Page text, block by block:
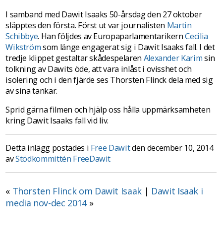
I samband med Dawit Isaaks 50-årsdag den 27 oktober
släpptes den första. Först ut var journalisten Martin
Schibbye. Han följdes av EuropaparlamentarikernCecilia
Wikströmsom länge engagerat sig i Dawit Isaaks fall. I det
tredje klippet gestaltar skådespelaren Alexander Karimsin
tolkning av Dawits öde, att vara inlåst i ovisshet och
isolering och i den fjärde ses Thorsten Flinck dela med sig
av sina tankar.
Sprid gärna filmen och hjälp oss hålla uppmärksamheten
kring Dawit Isaaks fall vid liv.
Detta inlägg postades i Free Dawitden december 10, 2014
avStödkommittén FreeDawit
« Thorsten Flinck om Dawit Isaak | Dawit Isaak i
media nov-dec 2014»